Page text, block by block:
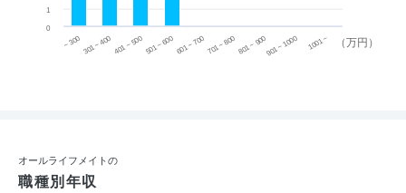
（万円）
~ 300 301 ~ 400 401 ~ 500501 ~ 600601 ~ 700701 ~ 800801 ~ 900901 ~ 1000 1001 ~
0
1
オールライフメイトの
職種別年収